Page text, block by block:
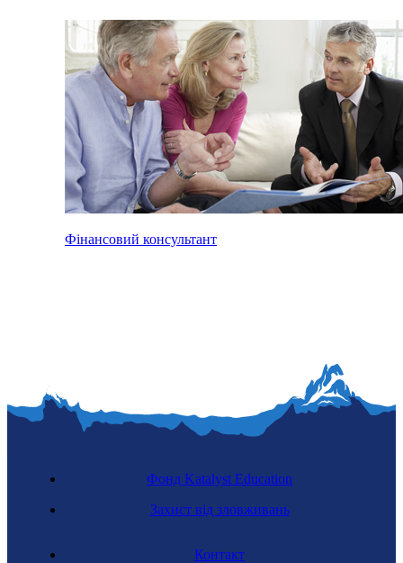
Фінансовий консультант
Контакт
Фонд Katalyst Education
Захист від зловживань